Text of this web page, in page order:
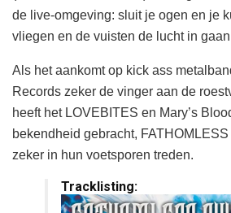
de live-omgeving: sluit je ogen en je
vliegen en de vuisten de lucht in
Als het aankomt op kick ass
Records zeker de vinger aan de
heeft het LOVEBITES en Mary’s
bekendheid gebracht,
zeker in hun voetsporen treden.
Tracklisting: